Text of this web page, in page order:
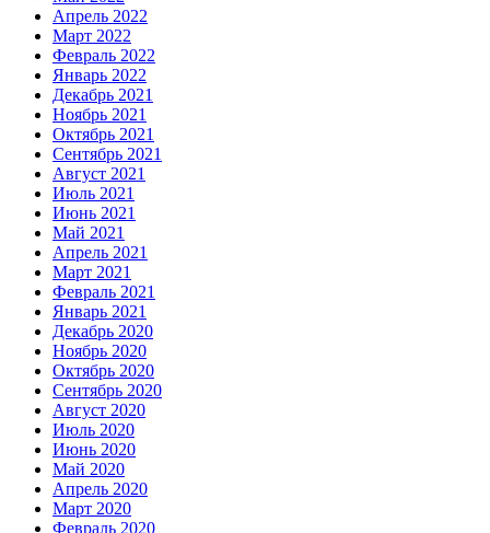
Апрель 2022
Март 2022
Февраль 2022
Январь 2022
Декабрь 2021
Ноябрь 2021
Октябрь 2021
Сентябрь 2021
Август 2021
Июль 2021
Июнь 2021
Май 2021
Апрель 2021
Март 2021
Февраль 2021
Январь 2021
Декабрь 2020
Ноябрь 2020
Октябрь 2020
Сентябрь 2020
Август 2020
Июль 2020
Июнь 2020
Май 2020
Апрель 2020
Март 2020
Февраль 2020